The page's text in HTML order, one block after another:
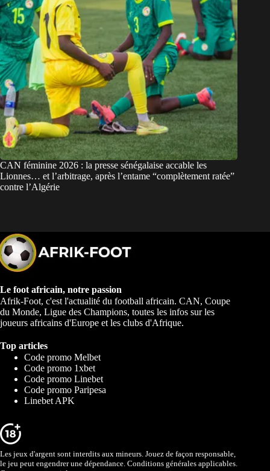
CAN féminine 2026 : la presse sénégalaise accable les
Lionnes… et l’arbitrage, après l’entame “complètement ratée”
contre l’Algérie
Le foot africain, notre passion
Afrik-Foot, c'est l'actualité du football africain. CAN, Coupe
du Monde, Ligue des Champions, toutes les infos sur les
joueurs africains d'Europe et les clubs d'Afrique.
Top articles
Code promo Melbet
Code promo 1xbet
Code promo Linebet
Code promo Paripesa
Linebet APK
Les jeux d'argent sont interdits aux mineurs. Jouez de façon responsable,
le jeu peut engendrer une dépendance. Conditions générales applicables.